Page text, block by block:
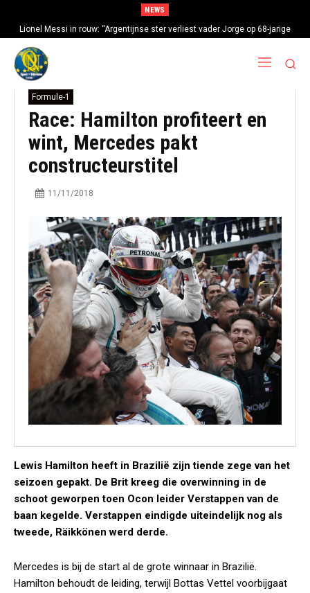
NEWS
Lionel Messi in rouw: “Argentijnse ster verliest vader Jorge op 68-jarige
leeftijd na gezondheidsproblemen”
Formule-1
Race: Hamilton profiteert en
wint, Mercedes pakt
constructeurstitel
11/11/2018
Lewis Hamilton heeft in Brazilië zijn tiende zege van het
seizoen gepakt. De Brit kreeg die overwinning in de
schoot geworpen toen Ocon leider Verstappen van de
baan kegelde. Verstappen eindigde uiteindelijk nog als
tweede, Räikkönen werd derde.
Mercedes is bij de start al de grote winnaar in Brazilië.
Hamilton behoudt de leiding, terwijl Bottas Vettel voorbijgaat